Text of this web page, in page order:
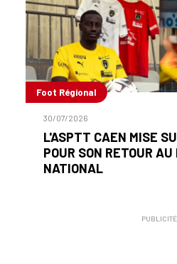
Foot Régional
30/07/2026
L'ASPTT CAEN MISE
POUR SON RETOUR
NATIONAL
PUBLICITÉ